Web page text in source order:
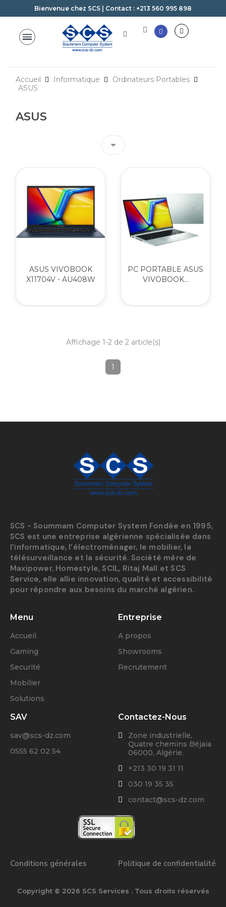
Bienvenue chez SCS | Contact : +213 560 995 898
Accueil Informatique
Ordinateurs Portables
ASUS
ASUS
arrow_drop_down
ASUS VIVOBOOK
X11704V - AU408W
PC PORTABLE ASUS
VIVOBOOK...
Affichage 1-2 de 2 article(s)
1
SCS - Soummam Computer System Fondée en 1995,
SCS est une entreprise algérienne spécialisée dans
l’informatique, l’électroménager, le mobilier, la
télésurveillance et la sécurité. Société mère de
Maxipower, Homestyle, SCIL, Ritaj Mall et SCS
Service, elle allie innovation, qualité et accessibilité
pour répondre aux besoins du marché algérien.
Menu
Accueil
Gaming
Securité
Mobilier
Solutions
Entreprise
A propos
Showrooms
Recrutement
SAV
sav@scs-dz.com
0555 62 02 54
Contactez-Nous
Zone industrielle,
Quatre chemins Béjaia
06000, Algérie.
+213 30 19 31 11
030 19 35 35
contact@scs-dz.com
Copyright © 2026 SCS Services . Tous droits réservés
Politique de confidentialité
Conditions générales